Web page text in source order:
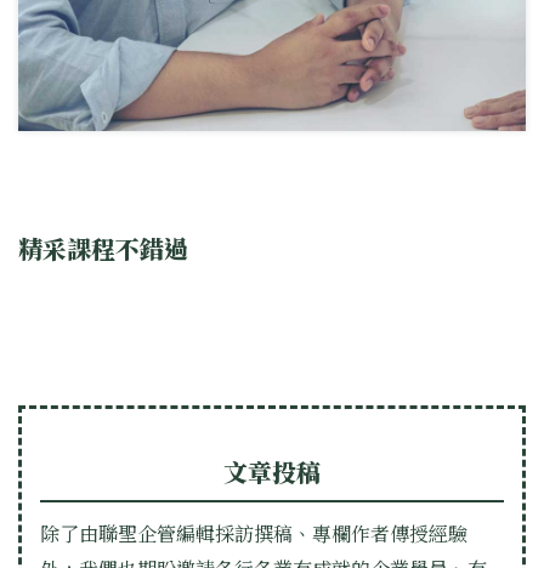
精采課程不錯過
文章投稿
除了由聯聖企管編輯採訪撰稿、專欄作者傳授經驗